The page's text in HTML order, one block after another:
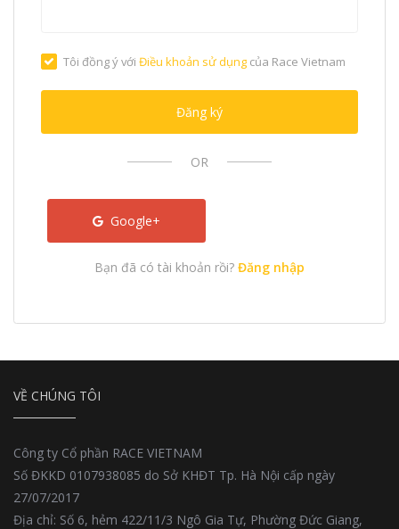
Tôi đồng ý với Điều khoản sử dụngcủa Race Vietnam
Đăng ký
OR
Google+
Bạn đã có tài khoản rồi? Đăng nhập
VỀ CHÚNG TÔI
Công ty Cổ phần RACE VIETNAM
Số ĐKKD 0107938085 do Sở KHĐT Tp. Hà Nội cấp ngày
27/07/2017
Địa chỉ: Số 6, hẻm 422/11/3 Ngô Gia Tự, Phường Đức Giang,